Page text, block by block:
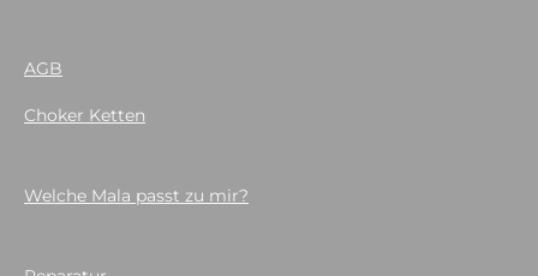
AGB
Choker Ketten
Welche Mala passt zu mir?